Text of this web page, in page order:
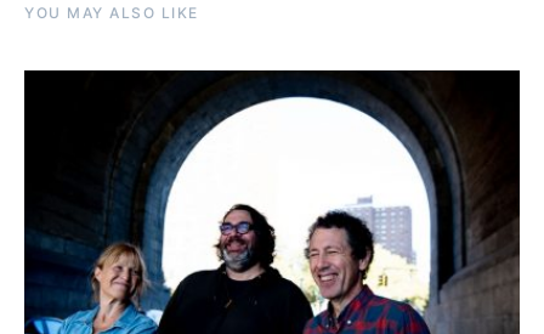
YOU MAY ALSO LIKE